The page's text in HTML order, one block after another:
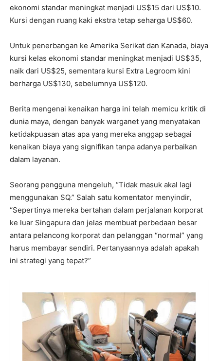
ekonomi standar meningkat menjadi US$15 dari US$10.
Kursi dengan ruang kaki ekstra tetap seharga US$60.
Untuk penerbangan ke Amerika Serikat dan Kanada, biaya
kursi kelas ekonomi standar meningkat menjadi US$35,
naik dari US$25, sementara kursi Extra Legroom kini
berharga US$130, sebelumnya US$120.
Berita mengenai kenaikan harga ini telah memicu kritik di
dunia maya, dengan banyak warganet yang menyatakan
ketidakpuasan atas apa yang mereka anggap sebagai
kenaikan biaya yang signifikan tanpa adanya perbaikan
dalam layanan.
Seorang pengguna mengeluh, “Tidak masuk akal lagi
menggunakan SQ.” Salah satu komentator menyindir,
“Sepertinya mereka bertahan dalam perjalanan korporat
ke luar Singapura dan jelas membuat perbedaan besar
antara pelancong korporat dan pelanggan “normal” yang
harus membayar sendiri. Pertanyaannya adalah apakah
ini strategi yang tepat?”